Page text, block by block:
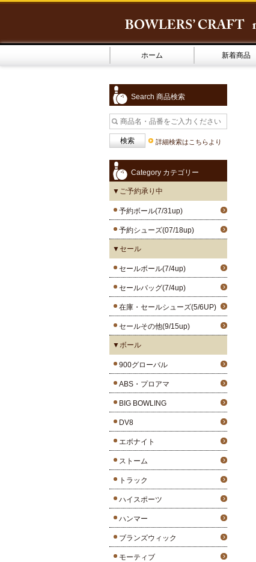
ホーム 新着商品
Search 商品検索
詳細検索はこちらより
Category カテゴリー
▼ご予約承り中
予約ボール(7/31up)
予約シューズ(07/18up)
▼セール
セールボール(7/4up)
セールバッグ(7/4up)
在庫・セールシューズ(5/6UP)
セールその他(9/15up)
▼ボール
900グローバル
ABS・プロアマ
BIG BOWLING
DV8
エボナイト
ストーム
トラック
ハイスポーツ
ハンマー
ブランズウィック
モーティブ